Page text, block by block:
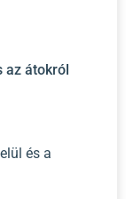
az átokról
és a